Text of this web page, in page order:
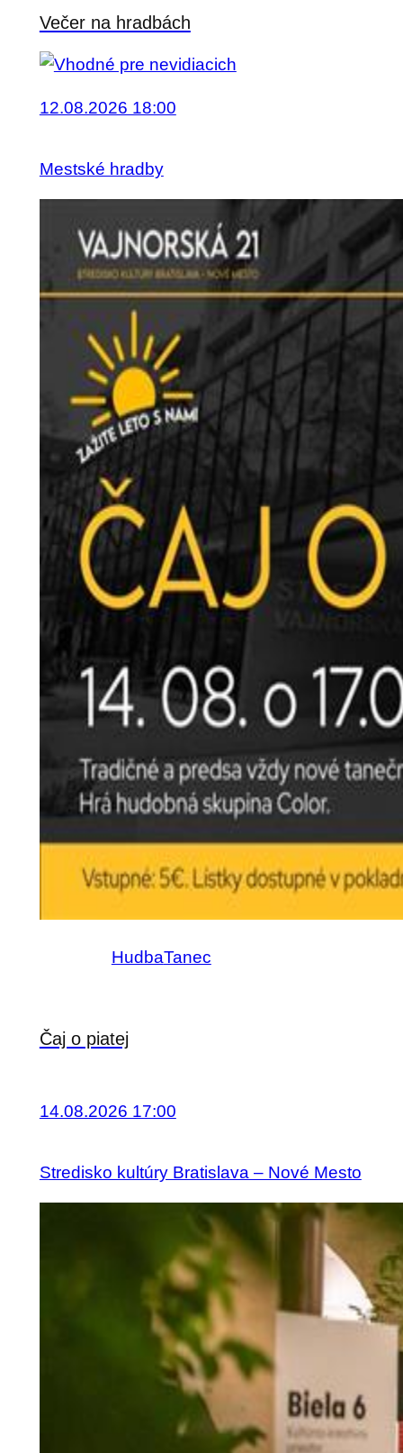
Večer na hradbách
12.08.2026 18:00
Mestské hradby
HudbaTanec
Čaj o piatej
14.08.2026 17:00
Stredisko kultúry Bratislava – Nové Mesto